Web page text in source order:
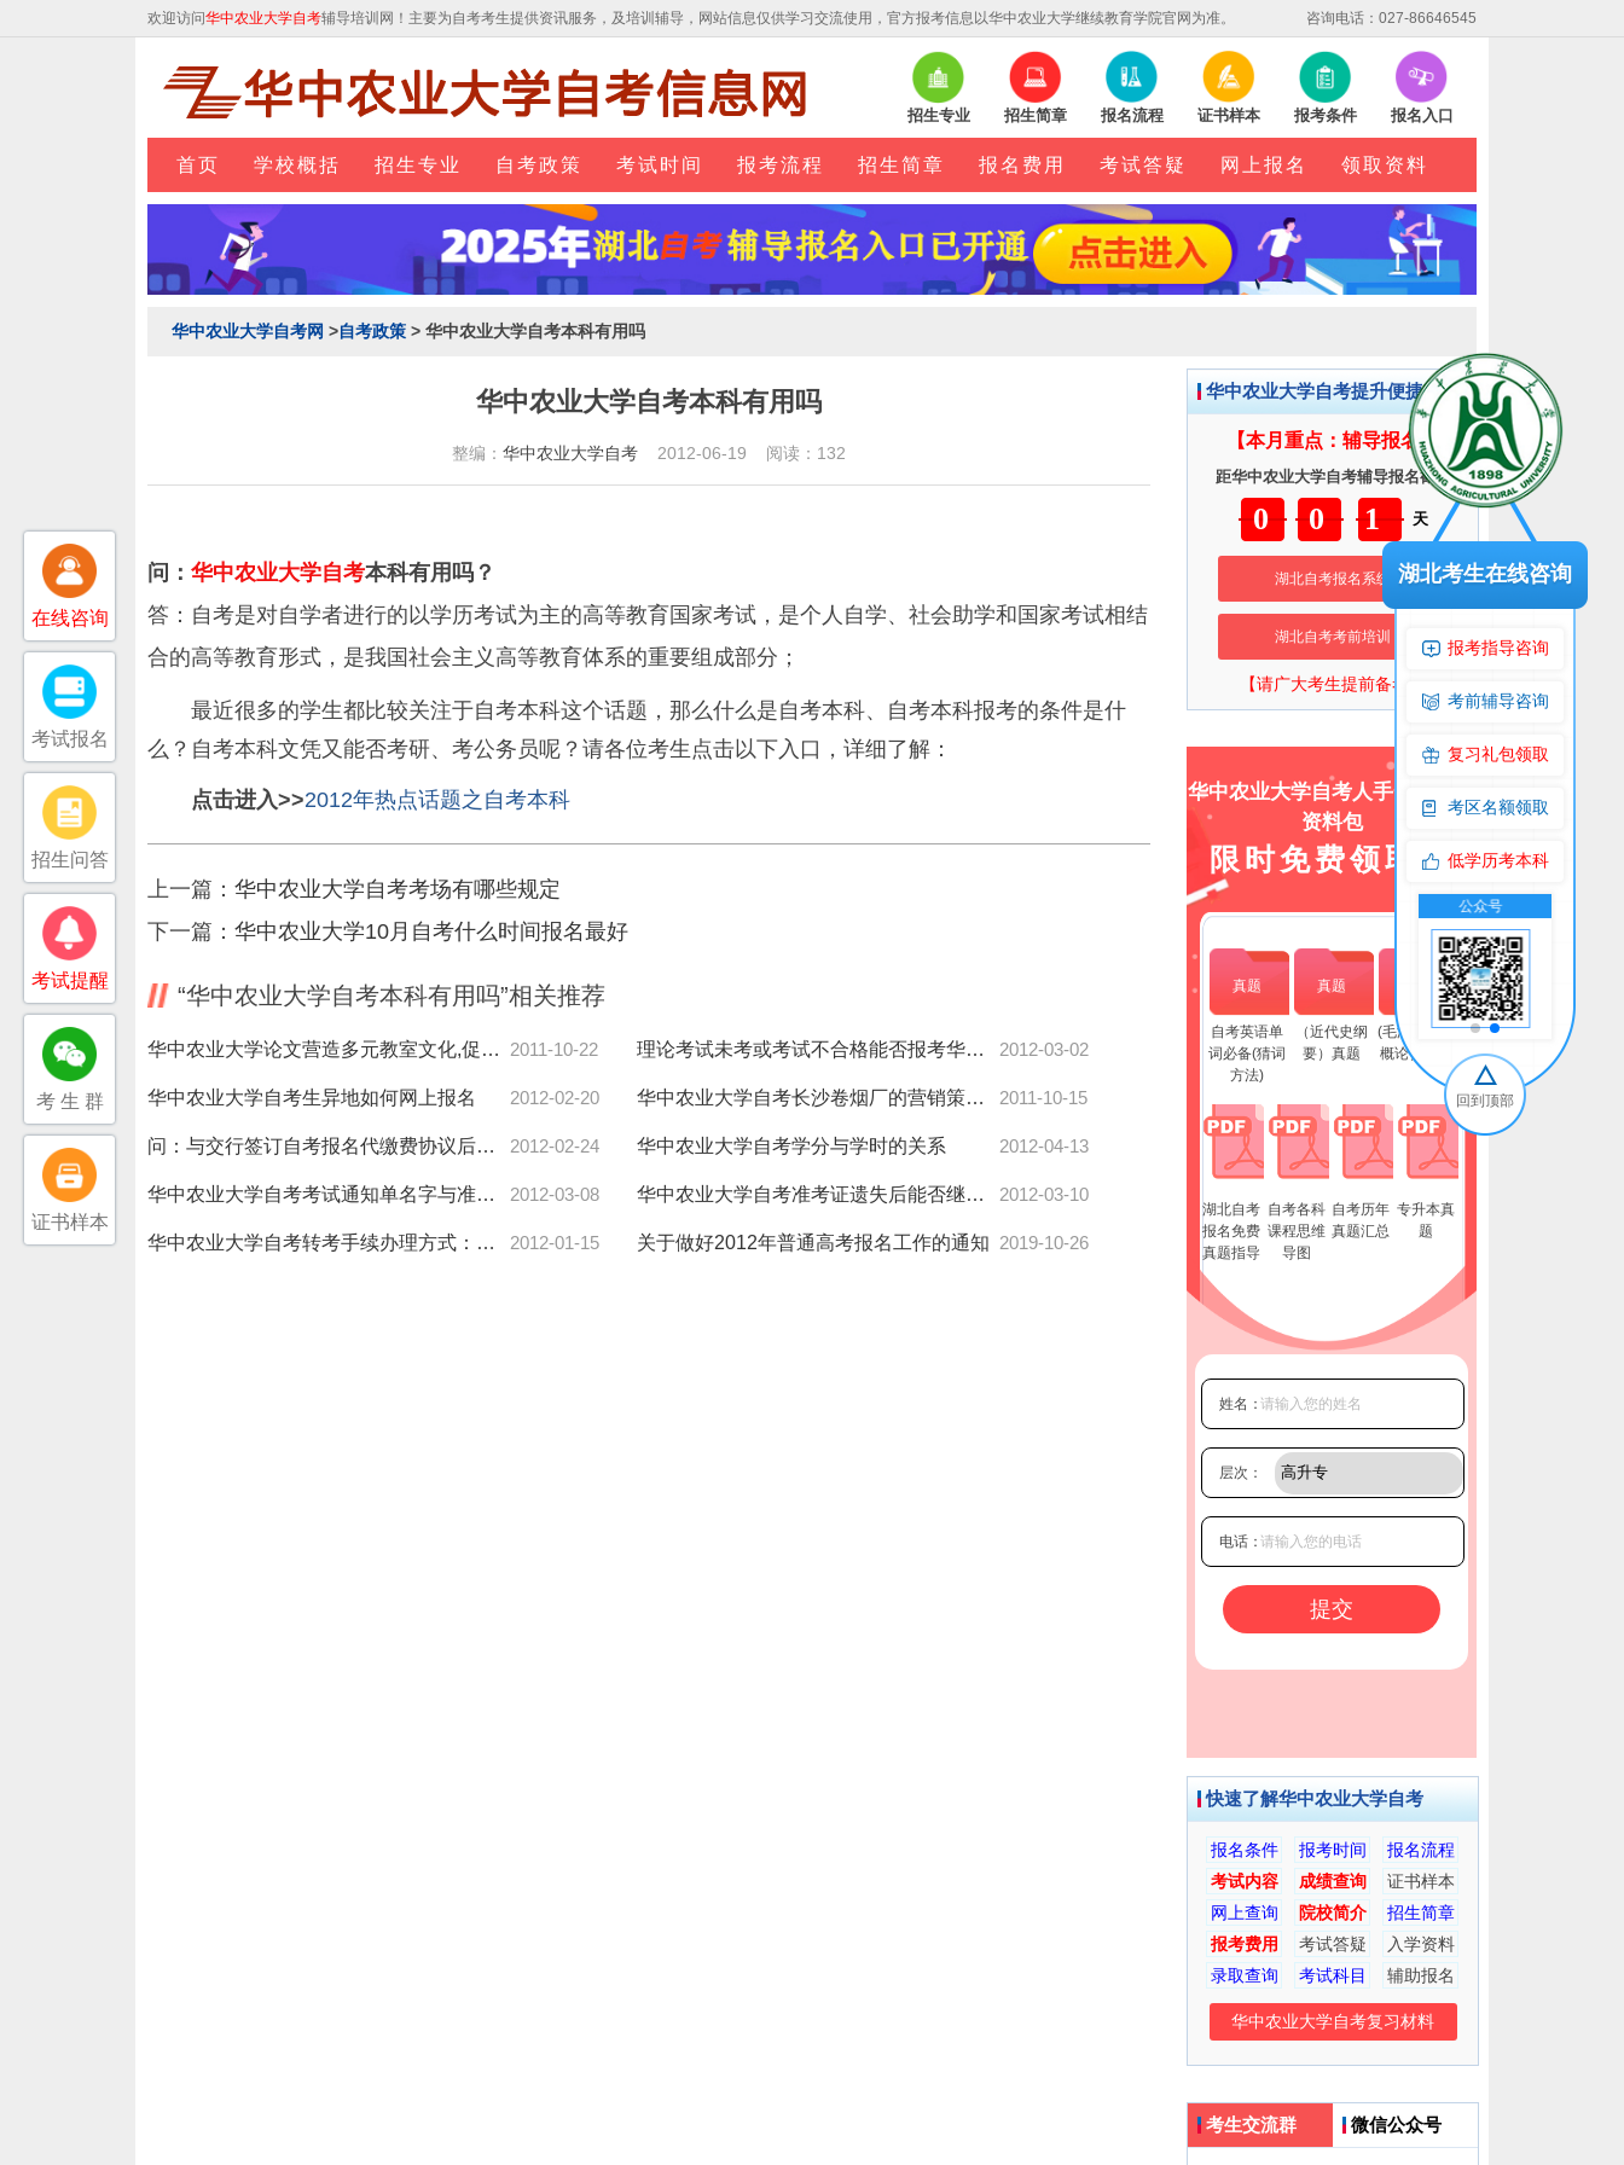
欢迎访问华中农业大学自考辅导培训网！主要为自考考生提供资讯服务，及培训辅导，网站信息仅供学习交流使用，官方报考信息以华中农业大学继续教育学院官网为准。 咨询电话：027-86646545
招生专业 招生简章 报名流程 证书样本 报考条件 报名入口
首页 学校概括 招生专业 自考政策 考试时间 报考流程 招生简章 报名费用 考试答疑 网上报名 领取资料
华中农业大学自考网 >自考政策 > 华中农业大学自考本科有用吗
华中农业大学自考本科有用吗
整编： 华中农业大学自考 2012-06-19 阅读：132
问： 华中农业大学自考本科有用吗？
答：自考是对自学者进行的以学历考试为主的高等教育国家考试，是个人自学、社会助学和国家考试相结
合的高等教育形式，是我国社会主义高等教育体系的重要组成部分；
最近很多的学生都比较关注于自考本科这个话题，那么什么是自考本科、自考本科报考的条件是什
么？自考本科文凭又能否考研、考公务员呢？请各位考生点击以下入口，详细了解：
点击进入>>2012年热点话题之自考本科
上一篇： 华中农业大学自考考场有哪些规定
下一篇： 华中农业大学10月自考什么时间报名最好
“华中农业大学自考本科有用吗”相关推荐
华中农业大学论文营造多元教室文化,促进学生和谐发展 2011-10-22 理论考试未考或考试不合格能否报考华中农业大学自考实践环节 2012-03-02
华中农业大学自考生异地如何网上报名 2012-02-20 华中农业大学自考长沙卷烟厂的营销策略研究 2011-10-15
问：与交行签订自考报名代缴费协议后，是否只能在网上或银行报名 2012-02-24 华中农业大学自考学分与学时的关系 2012-04-13
华中农业大学自考考试通知单名字与准考证上姓名不符，对单科成绩 2012-03-08 华中农业大学自考准考证遗失后能否继续参加考试 2012-03-10
华中农业大学自考转考手续办理方式：集中办理 2012-01-15 关于做好2012年普通高考报名工作的通知 2019-10-26
华中农业大学自考提升便捷服务
【本月重点：辅导报名】
距华中农业大学自考辅导报名截止
001天
湖北自考报名系统
湖北自考考前培训
【请广大考生提前备考】
华中农业大学自考人手一份上岸
资料包
限时免费领取！
真题
自考英语单
词必备(猜词
方法)
真题
（近代史纲
要）真题
(毛泽东思想
概论）真题
湖北自考
报名免费
真题指导
自考各科
课程思维
导图
自考历年
真题汇总
专升本真
题
姓名：
层次：
电话：
快速了解华中农业大学自考
报名条件 报考时间
报名流程
考试内容
成绩查询
证书样本
网上查询
院校简介
招生简章
报考费用
考试答疑
入学资料
录取查询
考试科目 辅助报名
华中农业大学自考复习材料
考生交流群 微信公众号
在线咨询
考试报名
招生问答
考试提醒
考 生 群
证书样本
湖北考生在线咨询
报考指导咨询
考前辅导咨询
复习礼包领取
考区名额领取
低学历考本科
回到顶部